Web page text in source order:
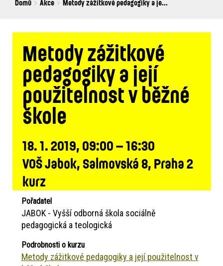
Breadcrumbs
You
Domů Akce Metody zážitkové pedagogiky a je...
Metody zážitkové
pedagogiky a její
použitelnost v běžné
škole
18. 1. 2019, 09:00 – 16:30
VOŠ Jabok, Salmovská 8, Praha 2
kurz
Pořadatel
JABOK - Vyšší odborná škola sociálně
pedagogická a teologická
Podrobnosti o kurzu
Metody zážitkové pedagogiky a její použitelnost v